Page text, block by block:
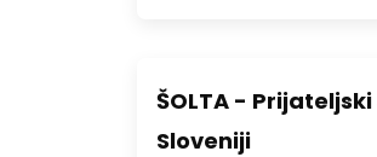
ŠOLTA -
Sloveniji